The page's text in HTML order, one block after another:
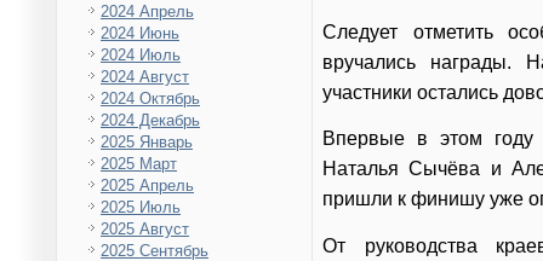
2024 Апрель
2024 Июнь
2024 Июль
2024 Август
2024 Октябрь
2024 Декабрь
2025 Январь
2025 Март
2025 Апрель
2025 Июль
2025 Август
2025 Сентябрь
Следует отметить
вручались награды.
участники остались
Впервые в этом году
Наталья Сычёва и
пришли к финишу уже
От руководства